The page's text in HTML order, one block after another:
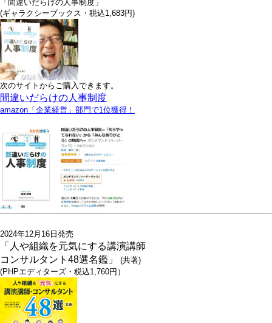
「間違いだらけの人事制度」
(ギャラクシーブックス・税込1,683円)
次のサイトからご購入できます。
間違いだらけの人事制度
amazon「企業経営」部門で1位獲得！
2024年12月16日発売
「人や組織を元気にする講演講師
コンサルタント48選名鑑」 (共著)
(PHPエディターズ・税込1,760円）